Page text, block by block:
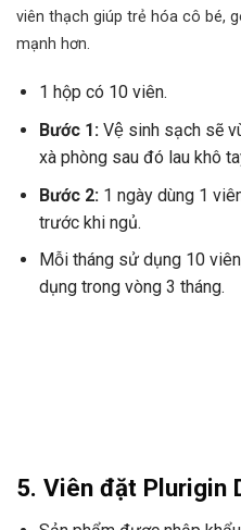
viên thạch giúp trẻ hóa cô bé,
mạnh hơn.
1 hộp có 10 viên.
Bước 1:Vệ sinh sạch sẽ
xà phòng sau đó lau khô
Bước 2:1 ngày dùng 1
trước khi ngủ.
Mỗi tháng sử dụng 10
dụng trong vòng 3 tháng.
5. Viên đặt Plurigin